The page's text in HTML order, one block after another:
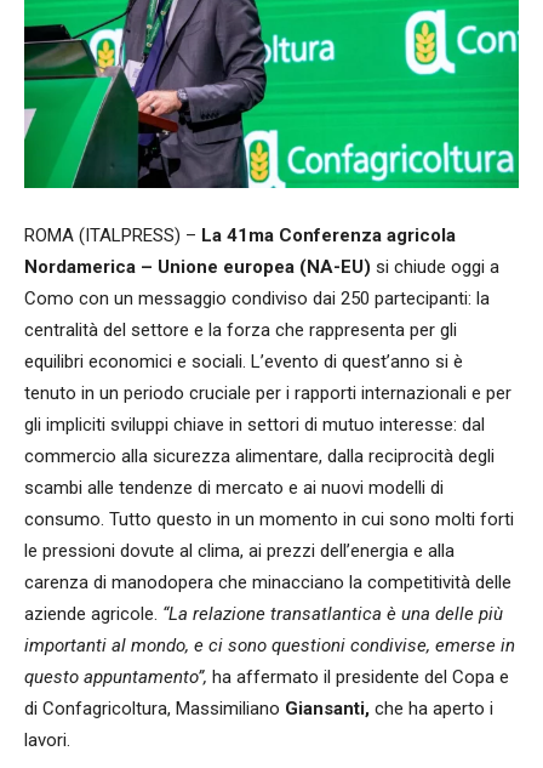
ROMA (ITALPRESS) – La 41ma Conferenza agricola
Nordamerica – Unione europea (NA-EU) si chiude oggi a
Como con un messaggio condiviso dai 250 partecipanti: la
centralità del settore e la forza che rappresenta per gli
equilibri economici e sociali. L’evento di quest’anno si è
tenuto in un periodo cruciale per i rapporti internazionali e per
gli impliciti sviluppi chiave in settori di mutuo interesse: dal
commercio alla sicurezza alimentare, dalla reciprocità degli
scambi alle tendenze di mercato e ai nuovi modelli di
consumo. Tutto questo in un momento in cui sono molti forti
le pressioni dovute al clima, ai prezzi dell’energia e alla
carenza di manodopera che minacciano la competitività delle
aziende agricole. “La relazione transatlantica è una delle più
importanti al mondo, e ci sono questioni condivise, emerse in
questo appuntamento”, ha affermato il presidente del Copa e
di Confagricoltura, Massimiliano Giansanti, che ha aperto i
lavori.